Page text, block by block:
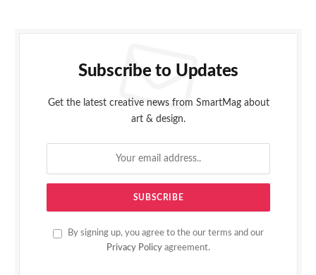
Subscribe to Updates
Get the latest creative news from SmartMag about
art & design.
By signing up, you agree to the our terms and our
Privacy Policy agreement.